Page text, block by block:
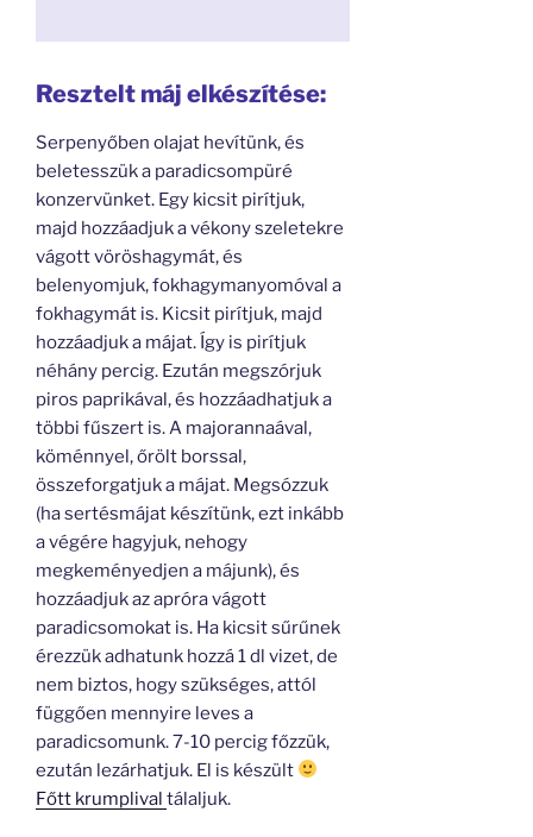
Resztelt máj elkészítése:
Serpenyőben olajat hevítünk, és
beletesszük a paradicsompüré
konzervünket. Egy kicsit pirítjuk,
majd hozzáadjuk a vékony szeletekre
vágott vöröshagymát, és
belenyomjuk, fokhagymanyomóval a
fokhagymát is. Kicsit pirítjuk, majd
hozzáadjuk a májat. Így is pirítjuk
néhány percig. Ezután megszórjuk
piros paprikával, és hozzáadhatjuk a
többi fűszert is. A majorannaával,
köménnyel, őrölt borssal,
összeforgatjuk a májat. Megsózzuk
(ha sertésmájat készítünk, ezt inkább
a végére hagyjuk, nehogy
megkeményedjen a májunk), és
hozzáadjuk az apróra vágott
paradicsomokat is. Ha kicsit sűrűnek
érezzük adhatunk hozzá 1 dl vizet, de
nem biztos, hogy szükséges, attól
függően mennyire leves a
paradicsomunk. 7-10 percig főzzük,
ezután lezárhatjuk. El is készült
Főtt krumplival tálaljuk.